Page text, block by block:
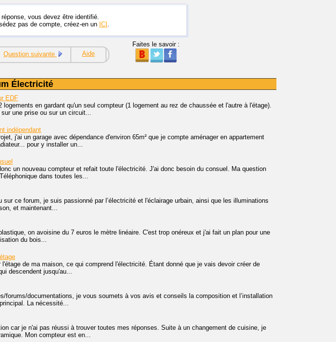
réponse, vous devez être identifié.
pas de compte, créez-en un ICI .
Question suivante Aide
Faites le savoir :
Électricité
EDF
logements en gardant qu'un seul compteur (1 logement au rez de chaussée et l'autre à l'étage).
une prise ou sur un circuit...
indépendant
j'ai un garage avec dépendance d'environ 65m² que je compte aménager en appartement
pour y installer un...
un nouveau compteur et refait toute l'électricité. J'ai donc besoin du consuel. Ma question
dans toutes les...
ce forum, je suis passionné par l’électricité et l'éclairage urbain, ainsi que les illuminations
et maintenant...
on avoisine du 7 euros le mètre linéaire. C'est trop onéreux et j'ai fait un plan pour une
du bois...
de ma maison, ce qui comprend l'électricité. Étant donné que je vais devoir créer de
descendent jusqu'au...
forums/documentations, je vous soumets à vos avis et conseils la composition et l’installation
La nécessité...
car je n'ai pas réussi à trouver toutes mes réponses. Suite à un changement de cuisine, je
Mon compteur est en...